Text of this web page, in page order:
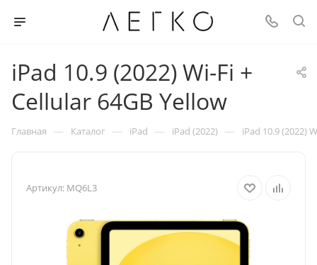
iPad 10.9 (2022) Wi-Fi +
Cellular 64GB Yellow
Главная — Каталог — iPad — iPad (2022) — iPad 10.9 (2022)
Артикул: MQ6L3